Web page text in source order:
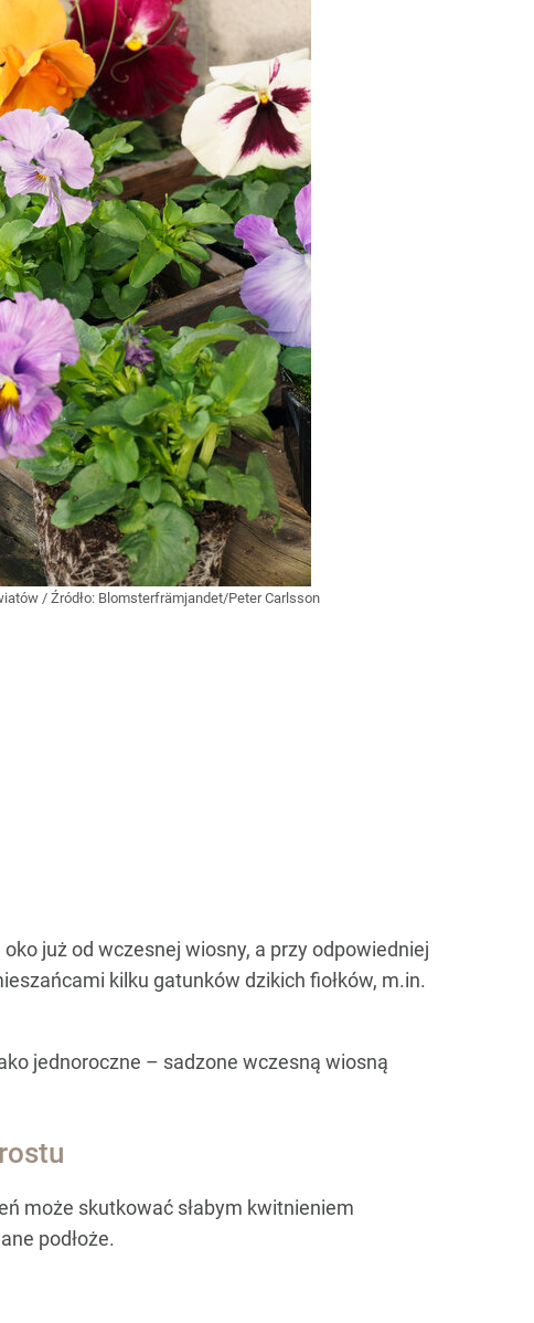
/ Źródło: Blomsterfrämjandet/Peter Carlsson
już od wczesnej wiosny, a przy odpowiedniej
kilku gatunków dzikich fiołków, m.in.
jednoroczne – sadzone wczesną wiosną
może skutkować słabym kwitnieniem
podłoże.